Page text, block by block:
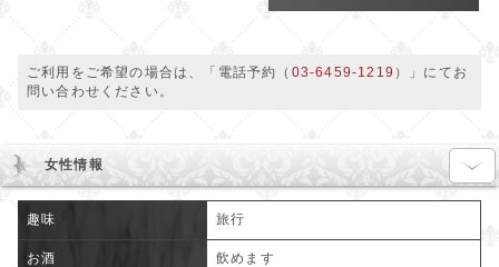
08/18(火)
08/21(金)
ご利用をご希望の場合は、「電話予約（ 03-6459-1219 ）」にてお
問い合わせください。
女性情報
趣味 旅行
お酒 飲めます